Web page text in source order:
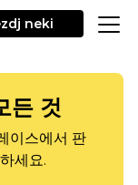
neki
든 것
이스에서 판
세요.